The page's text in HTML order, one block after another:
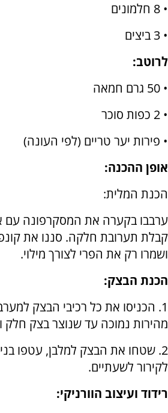
• 8 חלמונים
• 3 ביצים
לרוטב:
• 50 גרם חמאה
• 2 כפות סוכר
• פירות יער טריים (לפי העונה)
אופן ההכנה:
הכנת המלית:
ערבבו בקערה את המסקרפונה עם
קבלת תערובת חלקה. סננו את
ושמרו רק את הפרי לצורך מילוי.
הכנת הבצק:
1. הכניסו את כל רכיבי הבצק
מהירות נמוכה עד שנוצר בצק חלק
2. שטחו את הבצק למלבן, עטפו
לקירור לשעתיים.
רידוד ועיצוב הוורניקי: